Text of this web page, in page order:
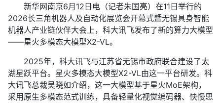
新华网南京6月12日电（记者朱国亮）在11日举行的
2026长三角机器人及自动化展览会开幕式暨无锡具身智能
机器人产业链伙伴大会上，科大讯飞发布了新的算力大模型
——星火多模态大模型X2-VL。
2025年，科大讯飞与江苏省无锡市政府联合建设了太
湖星跃平台。星火多模态大模型X2-VL由这一平台研发。科
大讯飞总裁吴晓如介绍，这一大模型基于星火MoE架构，
采用原生多模态范式训练，具备轻量化视觉编码器、快慢思